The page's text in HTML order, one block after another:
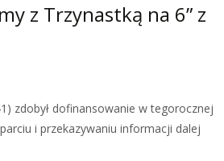
z Trzynastką na 6” z
zdobył dofinansowanie w tegorocznej
i przekazywaniu informacji dalej